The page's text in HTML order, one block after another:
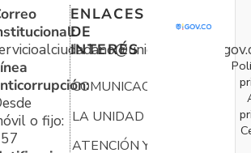
o fijo:
ENLACES
DE
INTERÉS
COMUNICACIONES
LA UNIDAD
ATENCIÓN Y